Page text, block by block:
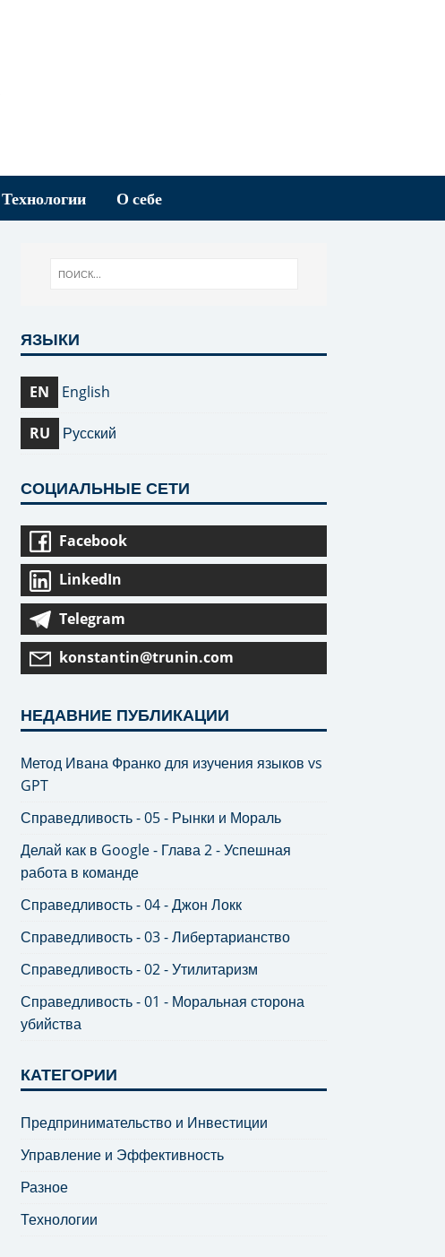
Технологии О себе
ЯЗЫКИ
EN English
RU Русский
СОЦИАЛЬНЫЕ СЕТИ
Facebook
LinkedIn
Telegram
konstantin@trunin.com
НЕДАВНИЕ ПУБЛИКАЦИИ
Метод Ивана Франко для изучения языков vs
GPT
Справедливость - 05 - Рынки и Мораль
Делай как в Google - Глава 2 - Успешная
работа в команде
Справедливость - 04 - Джон Локк
Справедливость - 03 - Либертарианство
Справедливость - 02 - Утилитаризм
Справедливость - 01 - Моральная сторона
убийства
КАТЕГОРИИ
Предпринимательство и Инвестиции
Управление и Эффективность
Разное
Технологии